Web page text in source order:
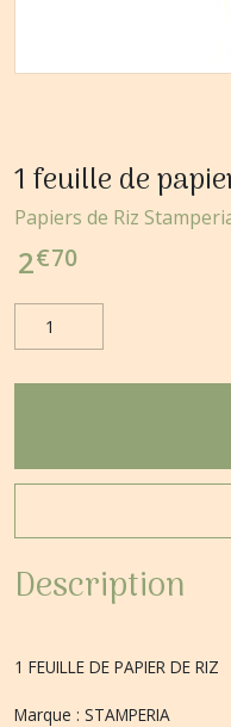
1 feuille de
Papiers de Riz
2€70
Description
1 FEUILLE DE PAPIER DE RIZ
Marque : STAMPERIA